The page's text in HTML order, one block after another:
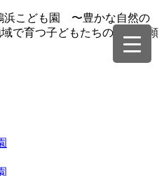
浜こども園 〜豊かな自然の
で育つ子どもたちの成長を願